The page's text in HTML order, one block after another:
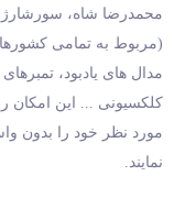
محمدرضا شاه،
(مربوط به تمامی
مدال های یادبود،
کلکسیونی ... این امکان
مورد نظر خود را بدون
نمایند.